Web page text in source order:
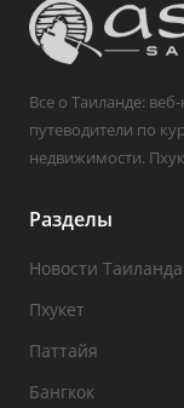
Все о Таиланде:
путеводители по
недвижимости.
Разделы
Новости Таиланда
Пхукет
Паттайя
Бангкок